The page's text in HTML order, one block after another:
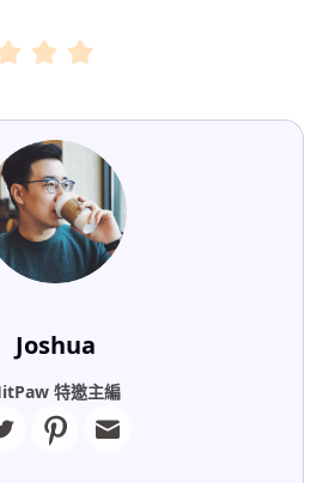
Joshua
特邀主編